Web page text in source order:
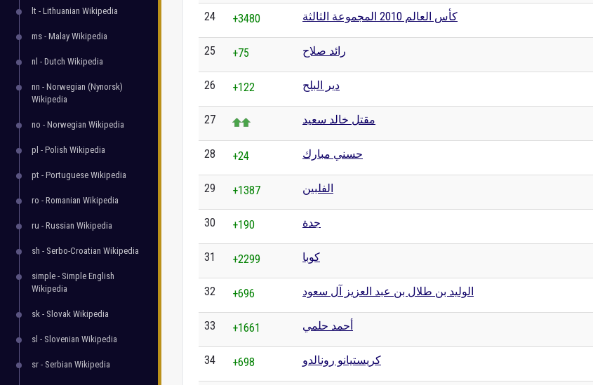
lt - Lithuanian Wikipedia
ms - Malay Wikipedia
nl - Dutch Wikipedia
nn - Norwegian (Nynorsk)
Wikipedia
no - Norwegian Wikipedia
pl - Polish Wikipedia
pt - Portuguese Wikipedia
ro - Romanian Wikipedia
ru - Russian Wikipedia
sh - Serbo-Croatian Wikipedia
simple - Simple English
Wikipedia
sk - Slovak Wikipedia
sl - Slovenian Wikipedia
sr - Serbian Wikipedia
24 +3480 كأس العالم 2010 المجموعة الثالثة
25 +75 رائد صلاح
26 +122 دير البلح
27 مقتل خالد سعيد
28 +24 حسني مبارك
29 +1387 الفلبين
30 +190 جدة
31 +2299 كوبا
32 +696 الوليد بن طلال بن عبد العزيز آل سعود
33 +1661 أحمد حلمي
34 +698 كريستيانو رونالدو